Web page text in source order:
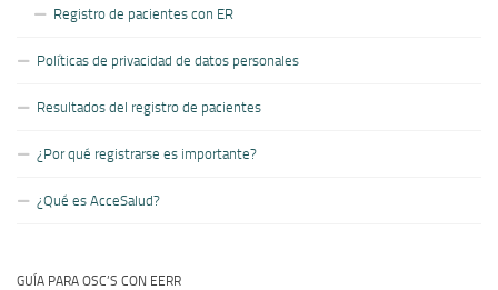
Registro de pacientes con ER
Políticas de privacidad de datos personales
Resultados del registro de pacientes
¿Por qué registrarse es importante?
¿Qué es AcceSalud?
GUÍA PARA OSC’S CON EERR